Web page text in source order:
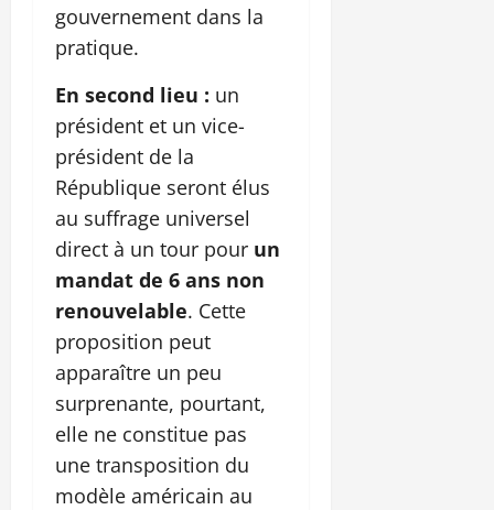
gouvernement dans la
pratique.
En second lieu : un
président et un vice-
président de la
République seront élus
au suffrage universel
direct à un tour pour un
mandat de 6 ans non
renouvelable. Cette
proposition peut
apparaître un peu
surprenante, pourtant,
elle ne constitue pas
une transposition du
modèle américain au